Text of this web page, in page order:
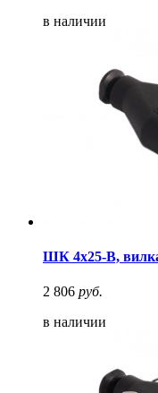
в наличии
ШК 4х25-В,
2 806 руб.
в наличии